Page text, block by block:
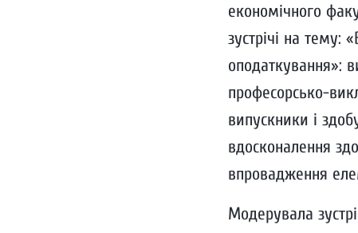
економічного
зустрічі на тему:
оподаткування»:
професорсько-
випускники і
вдосконалення
впровадження
Модерувала